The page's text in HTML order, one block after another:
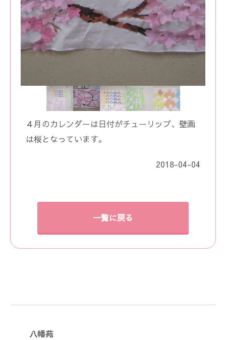
４月のカレンダーは日付がチューリップ、壁画
は桜となっています。
2018-04-04
一覧に戻る
八幡苑